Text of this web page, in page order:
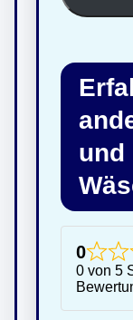
und
0
0 von 5